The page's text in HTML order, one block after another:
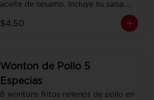
aceite de sésamo. Incluye su salsa
$4.50
Wonton de Pollo 5
Especias
8 wontons fritos rellenos de pollo en